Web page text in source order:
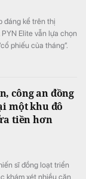
đáng kể trên thị
Elite vẫn lựa chọn
phiếu của tháng”.
công an đồng
một khu đô
tiền hơn
sĩ đồng loạt triển
khám xét nhiều căn